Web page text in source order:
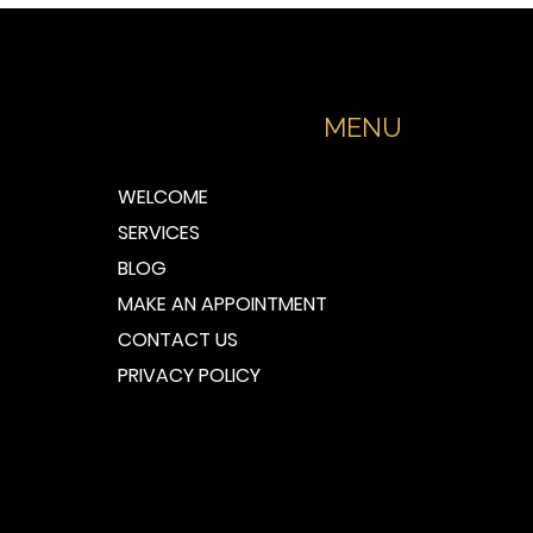
MENU
WELCOME
SERVICES
BLOG
MAKE AN APPOINTMENT
CONTACT US
PRIVACY POLICY